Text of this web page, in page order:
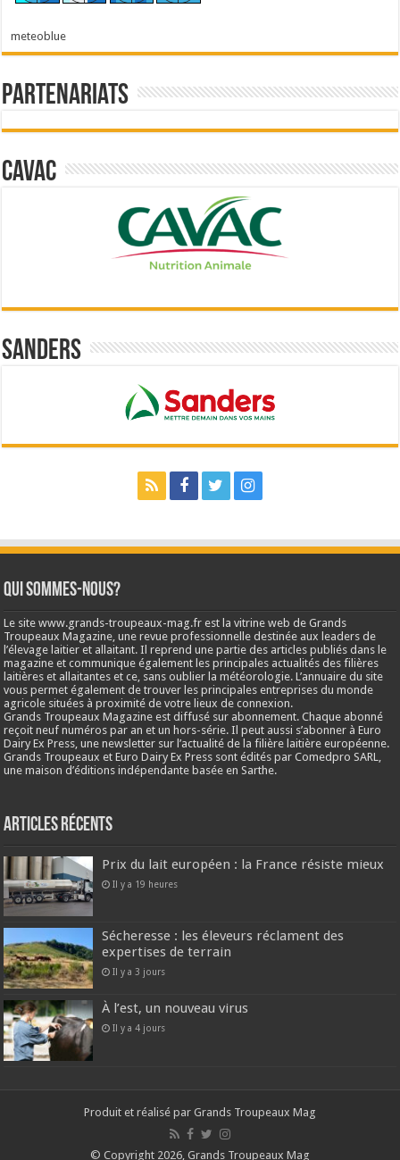
meteoblue
Partenariats
Cavac
Sanders
Qui sommes-nous?
Le site www.grands-troupeaux-mag.fr est la vitrine web de Grands
Troupeaux Magazine, une revue professionnelle destinée aux leaders de
l’élevage laitier et allaitant. Il reprend une partie des articles publiés dans le
magazine et communique également les principales actualités des filières
laitières et allaitantes et ce, sans oublier la météorologie. L’annuaire du site
vous permet également de trouver les principales entreprises du monde
agricole situées à proximité de votre lieux de connexion.
Grands Troupeaux Magazine est diffusé sur abonnement. Chaque abonné
reçoit neuf numéros par an et un hors-série. Il peut aussi s’abonner à Euro
Dairy Ex Press, une newsletter sur l’actualité de la filière laitière européenne.
Grands Troupeaux et Euro Dairy Ex Press sont édités par Comedpro SARL,
une maison d’éditions indépendante basée en Sarthe.
Articles récents
Prix du lait européen : la France résiste mieux
Il y a 19 heures
Sécheresse : les éleveurs réclament des
expertises de terrain
Il y a 3 jours
À l’est, un nouveau virus
Il y a 4 jours
Produit et réalisé par Grands Troupeaux Mag
© Copyright 2026, Grands Troupeaux Mag